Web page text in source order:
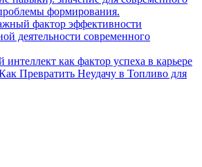
формирования.
фактор эффективности
деятельности современного
как фактор успеха в карьере
Превратить Неудачу в Топливо для